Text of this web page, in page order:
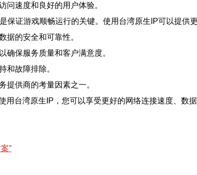
问速度和良好的用户体验。
证游戏顺畅运行的关键。使用台湾原生IP可以提供
据的安全和可靠性。
确保服务质量和客户满意度。
和故障排除。
提供商的考量因素之一。
台湾原生IP，您可以享受更好的网络连接速度、数
”